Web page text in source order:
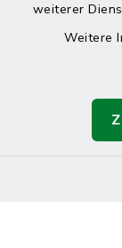
weiterer
Weitere